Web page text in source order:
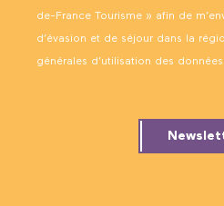
de-France Tourisme » afin de
d’évasion et de séjour dans la
générales d’utilisation des données